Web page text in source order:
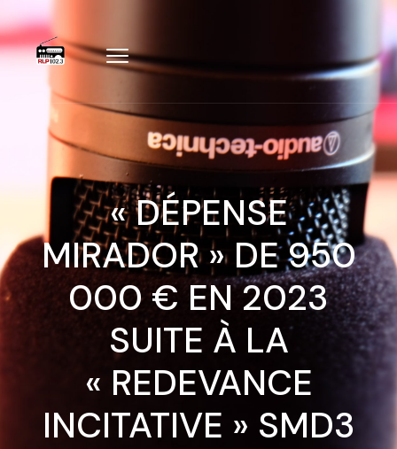
« DÉPENSE
MIRADOR » DE 950
000 € EN 2023
SUITE À LA
« REDEVANCE
INCITATIVE » SMD3